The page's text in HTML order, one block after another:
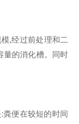
模,经过前处理和二
量的消化槽。同时
:粪便在较短的时间